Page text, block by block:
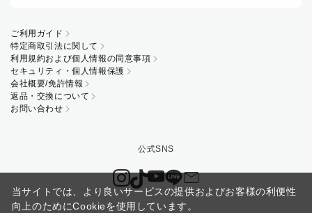
ご利用ガイド
特定商取引法に関して
利用規約および個人情報の同意事項
セキュリティ・個人情報保護
会社概要/免許情報
返品・交換について
お問い合わせ
当サイトでは、より良いサービスの提供およびお客様の利便性
向上のためにCookieを使用しています。